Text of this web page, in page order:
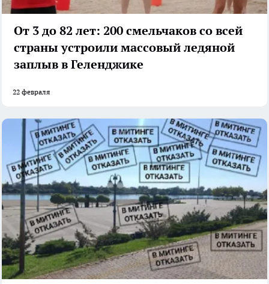
От 3 до 82 лет: 200 смельчаков со всей
страны устроили массовый ледяной
заплыв в Геленджике
22 февраля